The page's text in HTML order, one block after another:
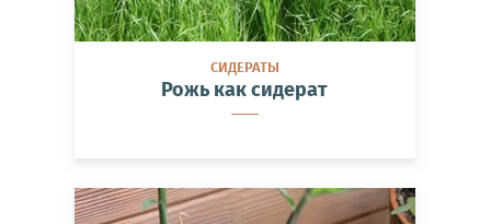
СИДЕРАТЫ
Рожь как сидерат